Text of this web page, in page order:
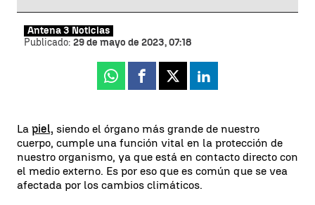
Antena 3 Noticias
Publicado: 29 de mayo de 2023, 07:18
Whatsapp
Facebook
X Linkedin
La piel, siendo el órgano más grande de nuestro
cuerpo, cumple una función vital en la protección de
nuestro organismo, ya que está en contacto directo con
el medio externo. Es por eso que es común que se vea
afectada por los cambios climáticos.